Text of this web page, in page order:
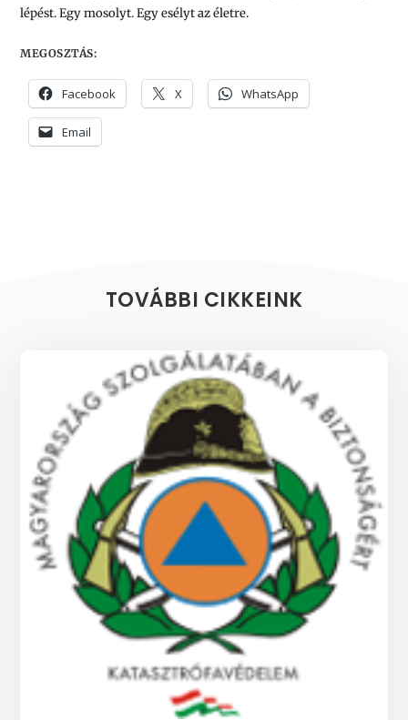
lépést. Egy mosolyt. Egy esélyt az életre.
MEGOSZTÁS:
Facebook X WhatsApp
Email
TOVÁBBI CIKKEINK